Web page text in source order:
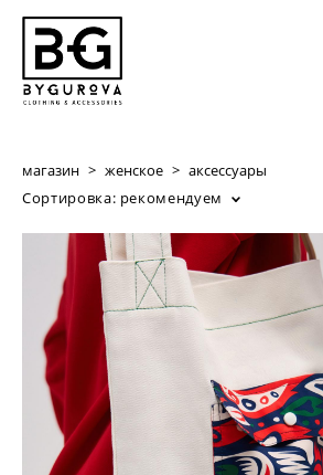
магазин > женское > аксессуары
Сортировка: рекомендуем